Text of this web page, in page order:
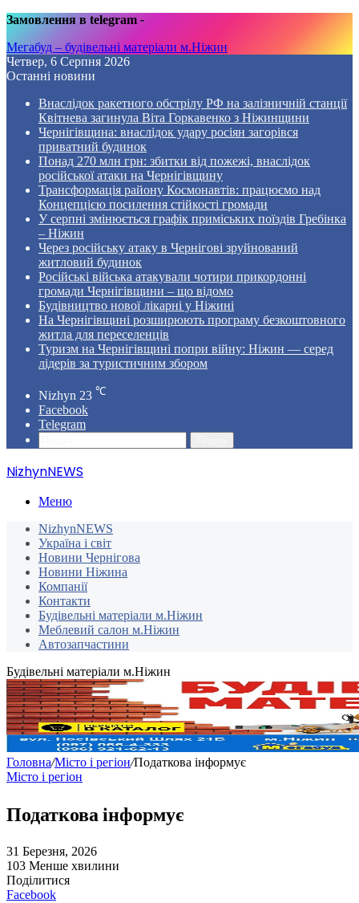
Замовлення в telegram -
Мегабуд – будівельні матеріали м.Ніжин
Четвер, 6 Серпня 2026
Останні новини
Внаслідок ракетного обстрілу РФ на залізничній станції
Квітнева загинула Віта Горкавенко з Ніжинщини
Чернігівщина: внаслідок удару росіян загорівся
приватний будинок
Понад 270 млн грн: збитки від пожежі, внаслідок
російської атаки на Чернігівщину
Трансформація району Космонавтів: працюємо над
Концепцією посилення стійкості громади
У серпні змінюється графік приміських поїздів Гребінка
– Ніжин
Через російську атаку в Чернігові зруйнований
житловий будинок
Російські війська атакували чотири прикордонні
громади Чернігівщини – що відомо
Будівництво нової лікарні у Ніжині
На Чернігівщині розширюють програму безкоштовного
житла для переселенців
Туризм на Чернігівщині попри війну: Ніжин — серед
лідерів за туристичним збором
Nizhyn 23 ℃
Facebook
Telegram
NizhynNEWS
Меню
NizhynNEWS
Україна і світ
Новини Чернігова
Новини Ніжина
Компанії
Контакти
Будівельні матеріали м.Ніжин
Меблевий салон м.Ніжин
Автозапчастини
Будівельні матеріали м.Ніжин
Головна/Місто і регіон/Податкова інформує
Місто і регіон
Податкова інформує
31 Березня, 2026
103 Менше хвилини
Поділитися
Facebook